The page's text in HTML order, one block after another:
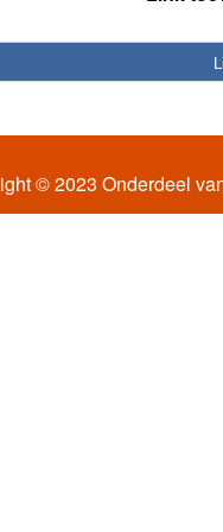
© 2023 Onderdeel